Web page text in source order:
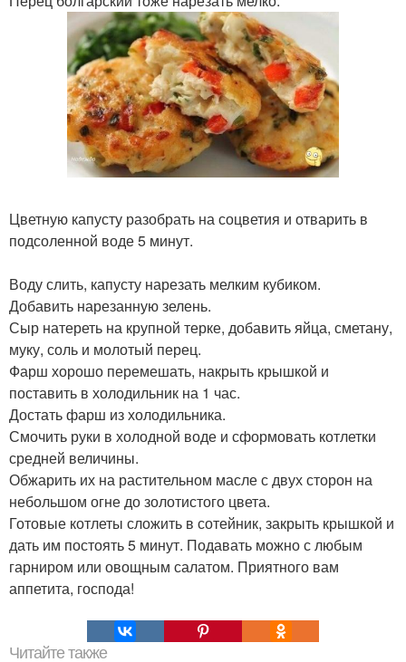
Цветную капусту разобрать на соцветия и отварить в
подсоленной воде 5 минут.
Воду слить, капусту нарезать мелким кубиком.
Добавить нарезанную зелень.
Сыр натереть на крупной терке, добавить яйца, сметану,
муку, соль и молотый перец.
Фарш хорошо перемешать, накрыть крышкой и
поставить в холодильник на 1 час.
Достать фарш из холодильника.
Смочить руки в холодной воде и сформовать котлетки
средней величины.
Обжарить их на растительном масле с двух сторон на
небольшом огне до золотистого цвета.
Готовые котлеты сложить в сотейник, закрыть крышкой и
дать им постоять 5 минут. Подавать можно с любым
гарниром или овощным салатом. Приятного вам
аппетита, господа!
Читайте также